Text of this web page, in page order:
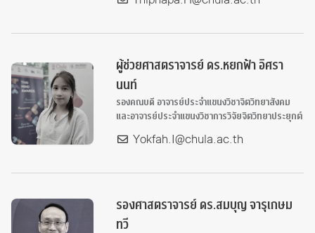
ผู้ช่วยศาสตราจารย์ ดร.หยกฟ้า อิศรา
นนท์
รองคณบดี อาจารย์ประจำแขนงวิชาจิตวิทยาสังคม
และอาจารย์ประจำแขนงวิชาการวิจัยจิตวิทยาประยุกต์
Yokfah.I@chula.ac.th
รองศาสตราจารย์ ดร.สมบุญ จารุเกษม
ทวี